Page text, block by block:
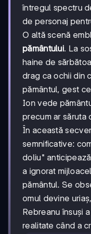
întregul spectru
de personaj
O altă scenă
pământului. La
haine de
drag ca ochii din
pământul, gest
Ion vede
precum ar săruta
În această
semnificative:
doliu"
a ignorat
pământul. Se
omul devine
Rebreanu însuși
realitate când a